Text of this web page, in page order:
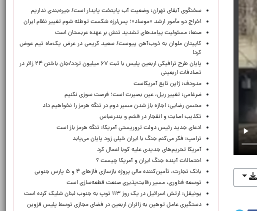
سخنگوی آبفای تهران: وضعیت آب پایتخت پایدار است/ جیره‌بندی نداریم
اخراج دو مأمور ارشد «موساد»؛ پس‌لرزه شکست توطئه شوم تغییر نظام ایران
صنعا: مسئولیت پیامدهای تشدید تنش بر عهده عربستان است
کاپیتان ملوان به ذوب‌آهن پیوست/ سعید کریمی در عرض یک‌ماه تیم عوض
کرد!
پایان طرح ترافیکی اربعین پلیس با ثبت ۶۷ میلیون تردد/جان باختن ۲۴ زائر در
تصادفات اربعینی
مدودف: ژاپن تابع آمریکاست
ضرغامی: تغییر ریل، عین بصیرت است؛ فرصت سوزی نکنیم
محسن رضایی: اجازه باز شدن مسیر دوم در تنگه هرمز را نخواهیم داد
تکذیب اصابت و انفجار در قشم و بندرعباس
ادعای جدید رئیس دولت تروریستی آمریکا: تنگه هرمز باز است
ترامپ: فکر می‌کنم جنگ با ایران خیلی زود پایان می‌یابد
آمریکا تحریم‌های جدیدی علیه کوبا اعمال کرد
احتمالات آینده جنگ ایران و آمریکا چیست ؟
بانک تجارت، تأمین‌کننده مالی پروژه بازسازی فازهای ۴ و ۵ پارس جنوبی
توسعه فناوری، مسیر رقابت‌پذیری صنعت قطعه‌سازی است
یونیفل: ارتش اسرائیل در یک روز ۱۱۳ توپ به جنوب لبنان شلیک کرده است
دستگیری عامل توهین به زائران اربعین در فضای مجازی توسط پلیس قزوین